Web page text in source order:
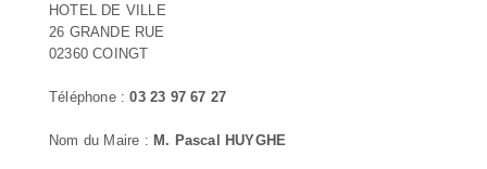
HOTEL DE VILLE
26 GRANDE RUE
02360 COINGT
Téléphone :03 23 97 67 27
Nom du Maire : M. Pascal HUYGHE